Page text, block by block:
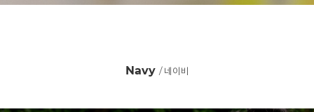
Navy / 네이비